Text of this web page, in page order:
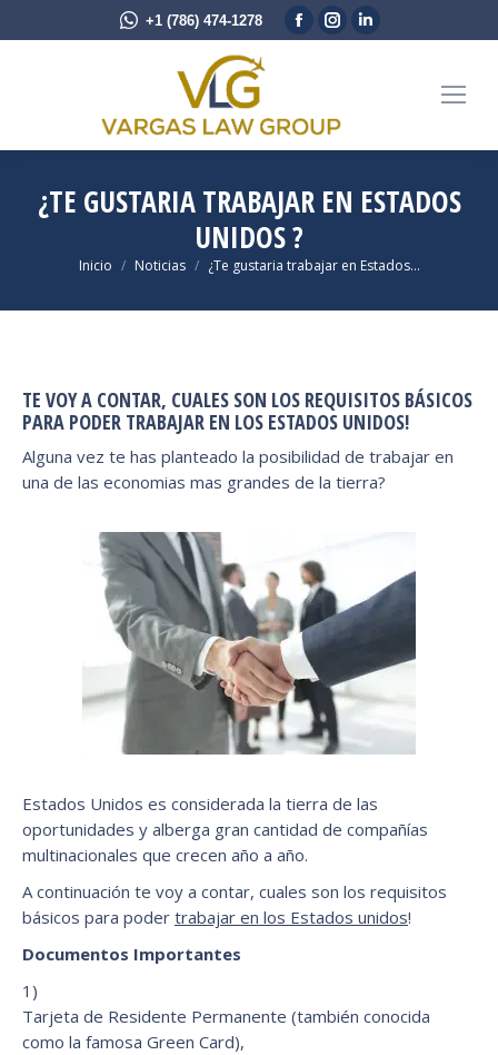
+1 (786) 474-1278
Facebook
new
Instagram
¿TE GUSTARIA TRABAJAR EN ESTADOS
UNIDOS ?
Estás aquí:
Inicio Noticias ¿Te gustaria trabajar en Estados…
TE VOY A CONTAR, CUALES SON LOS REQUISITOS BÁSICOS
PARA PODER TRABAJAR EN LOS ESTADOS UNIDOS!
Alguna vez te has planteado la posibilidad de trabajar en
una de las economias mas grandes de la tierra?
Estados Unidos es considerada la tierra de las
oportunidades y alberga gran cantidad de compañías
multinacionales que crecen año a año.
A continuación te voy a contar, cuales son los requisitos
básicos para poder trabajar en los Estados unidos!
Documentos Importantes
1)
Tarjeta de Residente Permanente (también conocida
como la famosa Green Card),